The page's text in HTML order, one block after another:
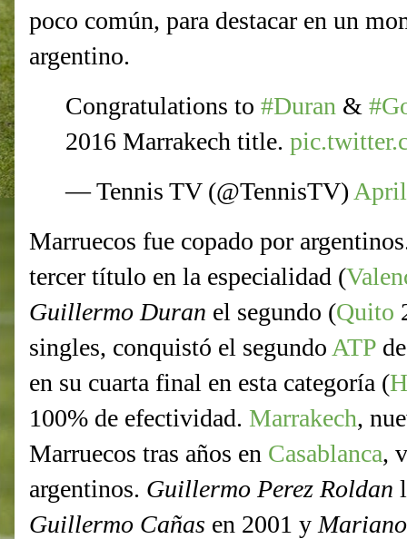
poco común, para destacar en un
argentino.
Congratulations to #Duran &
2016 Marrakech title.
— Tennis TV (@TennisTV)
Marruecos fue copado por
tercer título en la especialidad (
Guillermo Duran el segundo (Quito
singles, conquistó el segundo ATP
en su cuarta final en esta categoría (
100% de efectividad. Marrakech,
Marruecos tras años en Casablanca,
argentinos. Guillermo Perez Roldan
Guillermo Cañas en 2001 y